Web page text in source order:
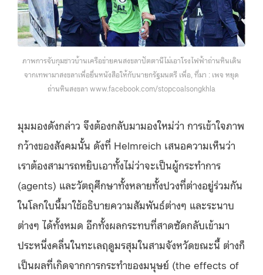
ภาพการจับกุมชาวบ้านเครือข่ายคนสงขลาปัตตานีไม่เอาโรงไฟฟ้าถ่านหินเดิน
จากเทพามาสงขลาเพื่อยื่นหนังสือให้กับนายกรัฐมนตรี เพื่อ, ที่มา : เพจ หยุด
ถ่านหินสงขลา www.facebook.com/stopcoalsongkhla
มุมมองดังกล่าว จึงต้องกลับมามองใหม่ว่า การเข้าใจภาพ
กว้างของสังคมนั้น ดังที่ Helmreich เสนอความเห็นว่า
เราต้องสามารถหยิบเอาทั้งไม่ว่าจะเป็นผู้กระทำการ
(agents) และวัตถุศึกษาทั้งหลายทั้งปวงที่ต่างอยู่ร่วมกัน
ในโลกใบนี้มาใช้อธิบายความสัมพันธ์ต่างๆ และระนาบ
ต่างๆ ได้ทั้งหมด อีกทั้งผลกระทบที่สาดซัดกลับเข้ามา
ประหนึ่งคลื่นในทะเลฤดูมรสุมในสามจังหวัดขณะนี้ ต่างก็
เป็นผลที่เกิดจากการกระทำของมนุษย์ (the effects of